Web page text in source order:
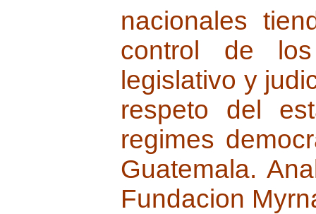
nacionales
control de
legislativo y
respeto del
regimes
Guatemala.
Fundacion